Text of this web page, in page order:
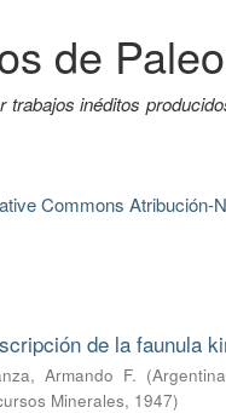
de
trabajos inéditos
Commons Atribución-
de la faunula
Armando F. (
Minerales, 1947)